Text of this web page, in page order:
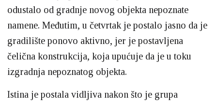
odustalo od gradnje novog objekta nepoznate
namene. Međutim, u četvrtak je postalo jasno da je
gradilište ponovo aktivno, jer je postavljena
čelična konstrukcija, koja upućuje da je u toku
izgradnja nepoznatog objekta.
Istina je postala vidljiva nakon što je grupa